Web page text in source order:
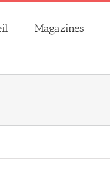
Magazines